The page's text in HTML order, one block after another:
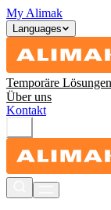
My Alimak
Languages
Temporäre Lösungen
Über uns
Kontakt